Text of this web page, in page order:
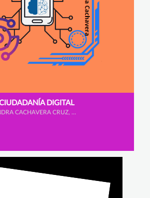
DIGITAL
Secundaria, ALEJANDRA CACHAVERA CRUZ, ALEJANDRA NIETO ALCAIDE y CARLOS GARCÍA ALONSO